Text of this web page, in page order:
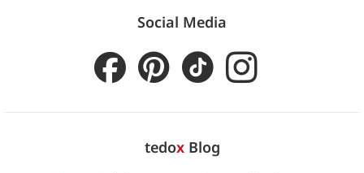
Social Media
tedoxBlog